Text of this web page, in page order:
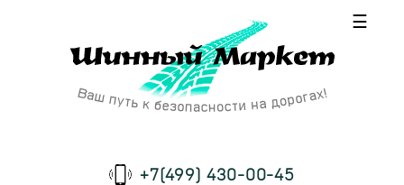
☰
+7(499) 430-00-45